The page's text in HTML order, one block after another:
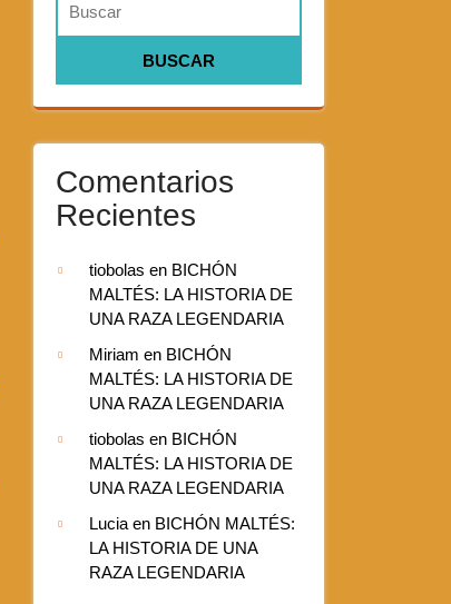
Comentarios
Recientes
tiobolas en BICHÓN
MALTÉS: LA HISTORIA DE
UNA RAZA LEGENDARIA
Miriam en BICHÓN
MALTÉS: LA HISTORIA DE
UNA RAZA LEGENDARIA
tiobolas en BICHÓN
MALTÉS: LA HISTORIA DE
UNA RAZA LEGENDARIA
Lucia en BICHÓN MALTÉS:
LA HISTORIA DE UNA
RAZA LEGENDARIA